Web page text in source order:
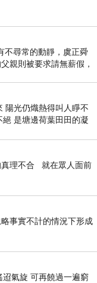
尋常的動靜，虞正舜
親則被要求請無薪假，
陽光仍熾熱得叫人睜不
是塘邊荷葉田田的凝
樣紅
理不合 就在眾人面前
事實不計的情況下形成
氣旋 可再饒過一遍窮